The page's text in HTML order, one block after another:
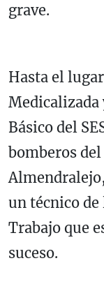
grave.
Hasta el
Medicalizada
Básico del
bomberos del
un técnico de
Trabajo que
suceso.